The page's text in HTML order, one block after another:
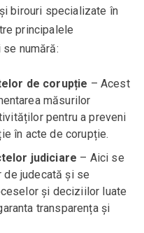
birouri specializate în
principalele
numără:
de corupție – Acest
măsurilor
pentru a preveni
în acte de corupție.
judiciare – Aici se
judecată și se
și deciziilor luate
transparența și